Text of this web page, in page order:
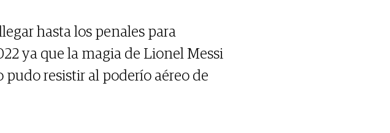
hasta los penales para
ya que la magia de Lionel Messi
resistir al poderío aéreo de